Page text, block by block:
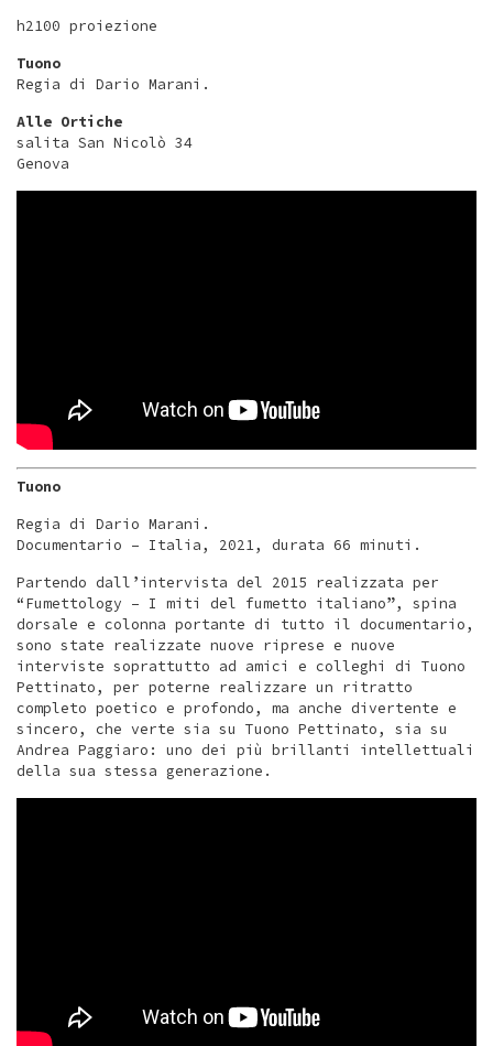
h2100 proiezione
Tuono
Regia di Dario Marani.
Alle Ortiche
salita San Nicolò 34
Genova
Tuono
Regia di Dario Marani.
Documentario – Italia, 2021, durata 66 minuti.
Partendo dall’intervista del 2015 realizzata per
“Fumettology – I miti del fumetto italiano”, spina
dorsale e colonna portante di tutto il documentario,
sono state realizzate nuove riprese e nuove
interviste soprattutto ad amici e colleghi di Tuono
Pettinato, per poterne realizzare un ritratto
completo poetico e profondo, ma anche divertente e
sincero, che verte sia su Tuono Pettinato, sia su
Andrea Paggiaro: uno dei più brillanti intellettuali
della sua stessa generazione.